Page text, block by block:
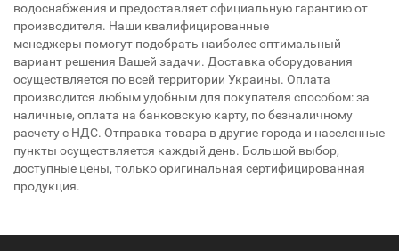
водоснабжения и предоставляет официальную гарантию от
производителя. Наши квалифицированные
менеджеры помогут подобрать наиболее оптимальный
вариант решения Вашей задачи. Доставка оборудования
осуществляется по всей территории Украины. Оплата
производится любым удобным для покупателя способом: за
наличные, оплата на банковскую карту, по безналичному
расчету с НДС. Отправка товара в другие города и населенные
пункты осуществляется каждый день. Большой выбор,
доступные цены, только оригинальная сертифицированная
продукция.